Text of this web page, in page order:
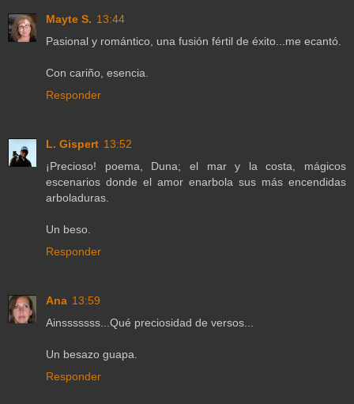
Mayte S. 13:44
Pasional y romántico, una fusión fértil de éxito...me ecantó.
Con cariño, esencia.
Responder
L. Gispert 13:52
¡Precioso! poema, Duna; el mar y la costa, mágicos
escenarios donde el amor enarbola sus más encendidas
arboladuras.
Un beso.
Responder
Ana 13:59
Ainsssssss...Qué preciosidad de versos...
Un besazo guapa.
Responder